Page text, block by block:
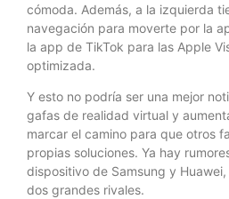
cómoda. Además, a la izquierda
navegación para moverte por la
la app de TikTok para las Apple
optimizada.
Y esto no podría ser una mejor
gafas de realidad virtual y
marcar el camino para que otros
propias soluciones. Ya hay
dispositivo de Samsung y
dos grandes rivales.